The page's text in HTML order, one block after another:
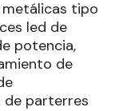
tipo
led de
potencia,
de
de parterres